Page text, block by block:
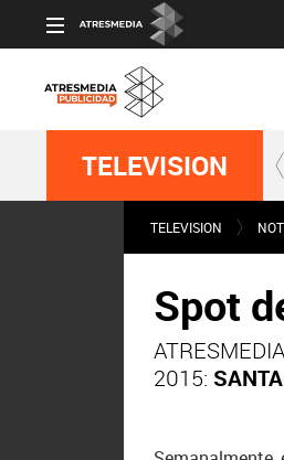
TELEVISION
TELEVISION
Spot
2015: